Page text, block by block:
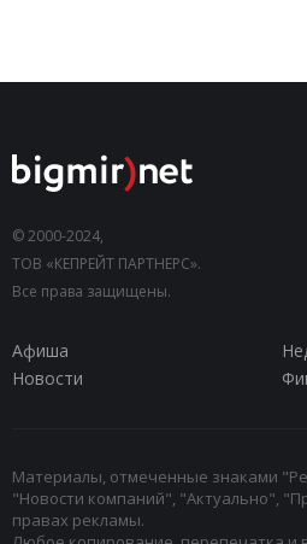
© 2000-2024,
ТОВ «КЕПРЕЙТ ПАРТНЕРС».
Все права защищены.
Афиша
Новости
Материалы, отмеченные знаками
"Новости компаний", "Актуально",
правах рекламы.